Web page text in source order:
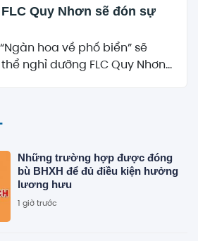
Quy Nhơn sẽ đón sự
hoa về phố biển” sẽ
nghỉ dưỡng FLC Quy Nhơn...
Những trường hợp được đóng
bù BHXH để đủ điều kiện hưởng
lương hưu
1 giờ trước